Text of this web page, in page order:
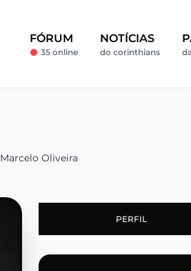
FÓRUM
35 online
NOTÍCIAS
do corinthians
Marcelo Oliveira
PERFIL